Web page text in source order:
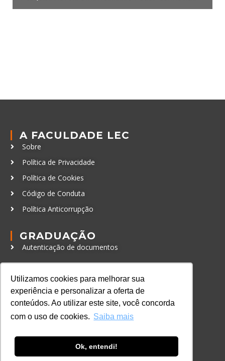
Utilizamos cookies para melhorar sua
experiência e personalizar a oferta de
conteúdos. Ao utilizar este site, você concorda
com o uso de cookies. Saiba mais
Ok, entendi!
A FACULDADE LEC
Sobre
Política de Privacidade
Política de Cookies
Código de Conduta
Política Anticorrupção
GRADUAÇÃO
Autenticação de documentos
CERTIFICAÇÕES
Online
In Company
Certificações